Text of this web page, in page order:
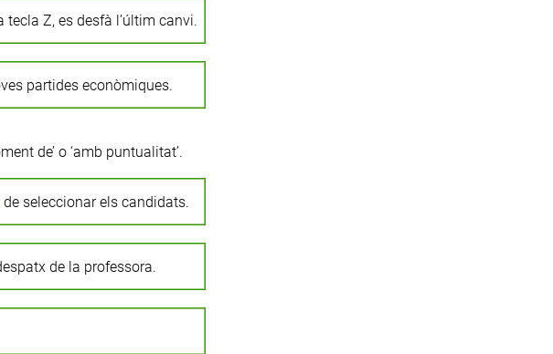
tecla Z, es desfà l’últim canvi.
partides econòmiques.
de’ o ‘amb puntualitat’.
de seleccionar els candidats.
de la professora.